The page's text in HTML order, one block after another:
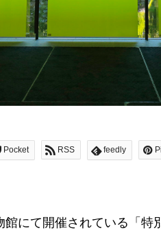
Pocket RSS feedly
にて開催されている「